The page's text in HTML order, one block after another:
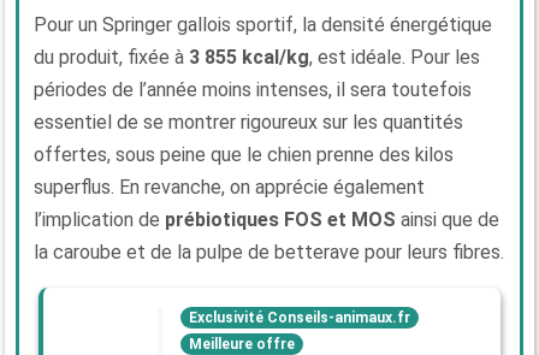
Pour un Springer gallois sportif, la densité énergétique
du produit, fixée à 3 855 kcal/kg, est idéale. Pour les
périodes de l’année moins intenses, il sera toutefois
essentiel de se montrer rigoureux sur les quantités
offertes, sous peine que le chien prenne des kilos
superflus. En revanche, on apprécie également
l’implication de prébiotiques FOS et MOS ainsi que de
la caroube et de la pulpe de betterave pour leurs fibres.
Exclusivité Conseils-animaux.fr
Meilleure offre